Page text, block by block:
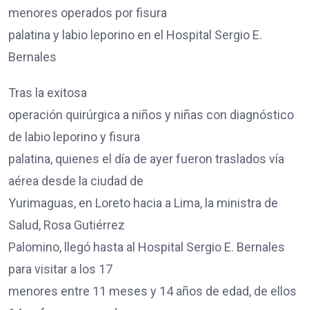
menores operados por fisura
palatina y labio leporino en el Hospital Sergio E.
Bernales
Tras la exitosa
operación quirúrgica a niños y niñas con diagnóstico
de labio leporino y fisura
palatina, quienes el día de ayer fueron traslados vía
aérea desde la ciudad de
Yurimaguas, en Loreto hacia a Lima, la ministra de
Salud, Rosa Gutiérrez
Palomino, llegó hasta al Hospital Sergio E. Bernales
para visitar a los 17
menores entre 11 meses y 14 años de edad, de ellos